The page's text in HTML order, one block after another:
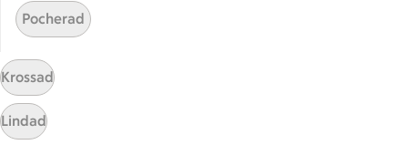
ICA
ICAs egna varor
ICA Gruppen
ICA Nära
ICA Supermarket
Pocherad
Krossad
Lindad